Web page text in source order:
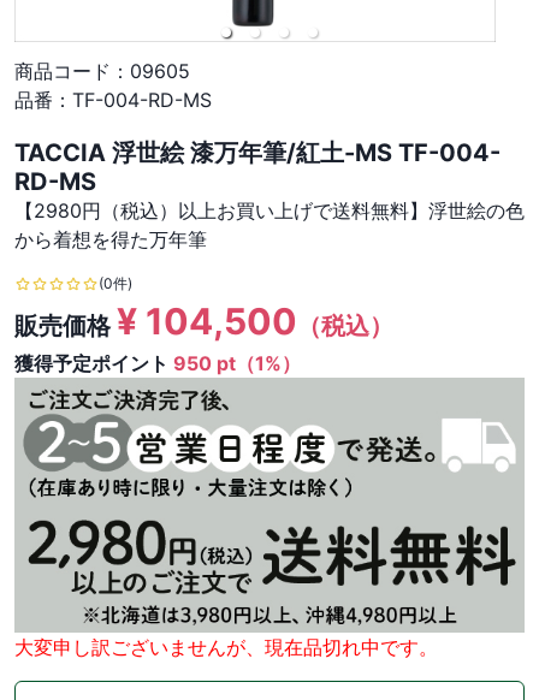
商品コード： 09605
品番： TF-004-RD-MS
TACCIA 浮世絵 漆万年筆/紅土-MS TF-004-
RD-MS
【2980円（税込）以上お買い上げで送料無料】浮世絵の色
から着想を得た万年筆
(0件)
販売価格¥ 104,500 （税込）
獲得予定ポイント 950 pt（1%）
大変申し訳ございませんが、現在品切れ中です。